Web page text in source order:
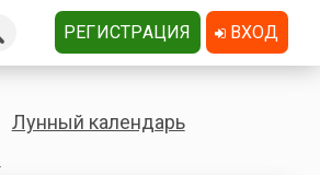
Лунный календарь
РЕГИСТРАЦИЯ ВХОД